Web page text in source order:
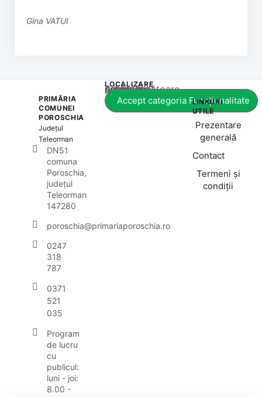
Gina VATUI
PRIMĂRIA
COMUNEI
POROSCHIA
Județul
Teleorman
DN51
comuna
Poroschia,
județul
Teleorman
147280
poroschia@primariaporoschia.ro
0247
318
787
0371
521
035
Program
de lucru
cu
publicul:
luni - joi:
8.00 -
LOCALIZARE
Acest conținut este blocat până când acceptați categoria corespunzătoare de cookie-uri.
Accept categoria Funcționalitate
LINKURI
UTILE
Prezentare
generală
Contact
Termeni și
condiții